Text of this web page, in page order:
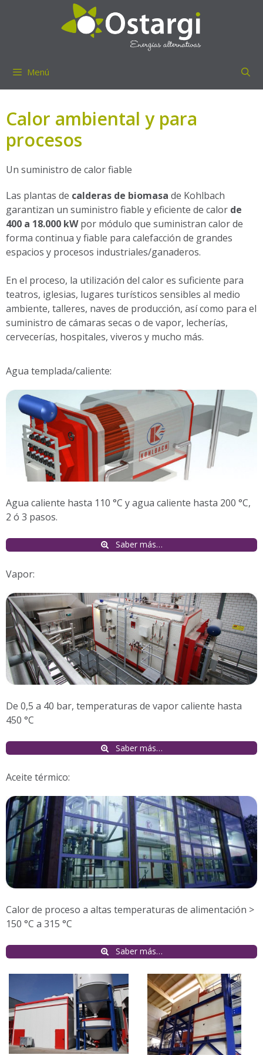
Menú
Calor ambiental y para
procesos
Un suministro de calor fiable
Las plantas de calderas de biomasa de Kohlbach
garantizan un suministro fiable y eficiente de calor de
400 a 18.000 kWpor módulo que suministran calor de
forma continua y fiable para calefacción de grandes
espacios y procesos industriales/ganaderos.
En el proceso, la utilización del calor es suficiente para
teatros, iglesias, lugares turísticos sensibles al medio
ambiente, talleres, naves de producción, así como para el
suministro de cámaras secas o de vapor, lecherías,
cervecerías, hospitales, viveros y mucho más.
Agua templada/caliente:
Agua caliente hasta 110 °C y agua caliente hasta 200 °C,
2 ó 3 pasos.
Saber más…
Vapor:
De 0,5 a 40 bar, temperaturas de vapor caliente hasta
450 °C
Saber más…
Aceite térmico:
Calor de proceso a altas temperaturas de alimentación >
150 °C a 315 °C
Saber más…